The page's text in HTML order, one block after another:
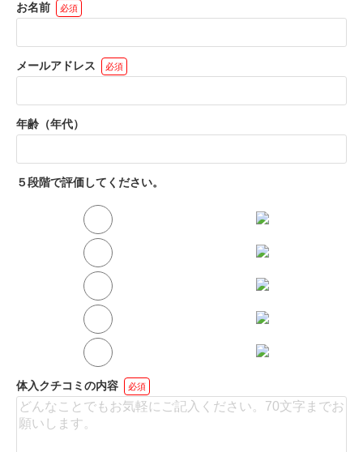
お名前 必須
メールアドレス 必須
年齢（年代）
５段階で評価してください。
体入クチコミの内容 必須